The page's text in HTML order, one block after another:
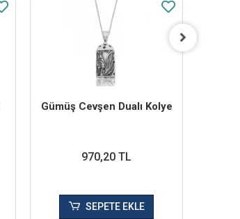
Gümüş Cevşen Dualı Kolye
970,20 TL
SEPETE EKLE